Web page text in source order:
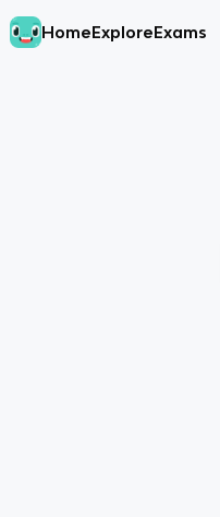
HomeExploreExams